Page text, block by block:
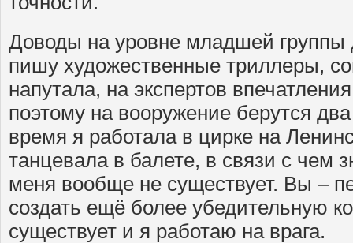
Доводы на уровне младшей группы
пишу художественные триллеры,
напутала, на экспертов
поэтому на вооружение берутся
время я работала в цирке на
танцевала в балете, в связи с чем
меня вообще не существует. Вы –
создать ещё более убедительную
существует и я работаю на врага.